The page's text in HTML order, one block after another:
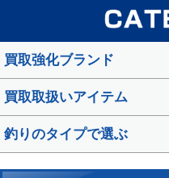
買取強化ブランド
買取取扱いアイテム
釣りのタイプで選ぶ